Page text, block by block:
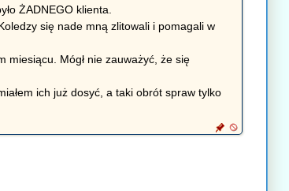
ŻADNEGO klienta.
się nade mną zlitowali i pomagali w
miesiącu. Mógł nie zauważyć, że się
ich już dosyć, a taki obrót spraw tylko